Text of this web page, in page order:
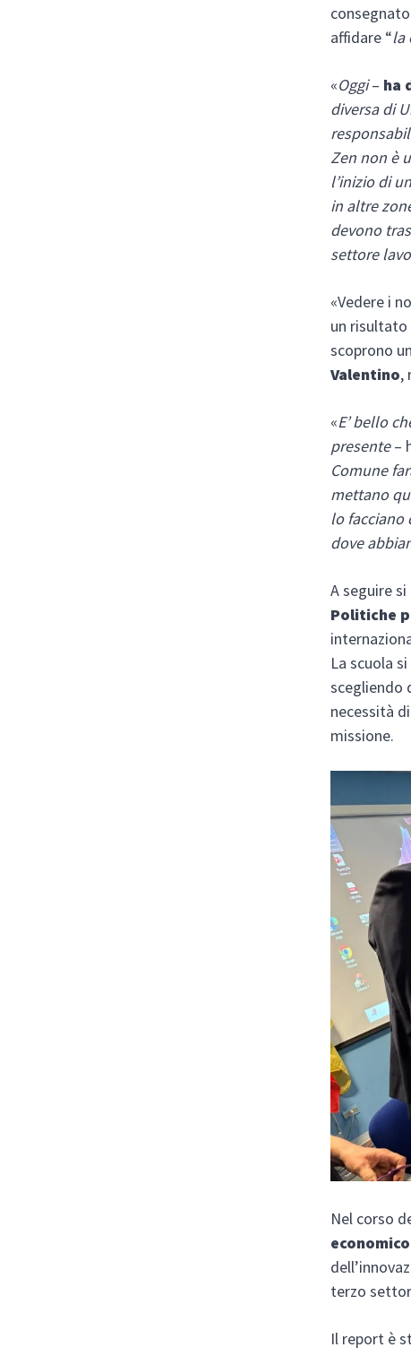
affidare “la
«Oggi– ha
diversa di
Zen non è
l’inizio di
in altre
devono
settore
«Vedere i
un risultato
scoprono
Valentino,
«E’ bello
presente–
Comune
mettano
lo facciano
dove
A seguire
Politiche
La scuola
scegliendo
necessità
missione.
Nel corso
terzo
Il report è